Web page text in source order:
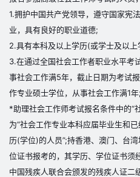
1.拥护中国共产党领导，遵守国家宪
业，具有良好的职业道德;
2.具有本科及以上学历(或学士及以上
3.在通过全国社会工作者职业水平考
事社会工作满5年，截止日期为考试
作专业硕士学位，从事社会工作满1年;
*助理社会工作师考试报名条件中的“
为“社会工作专业本科应届毕业生和
历(学位)的人员”;持香港、澳门、台
位证书报考的，其学历、学位证书须
中国残疾人联合会颁发的残疾人证